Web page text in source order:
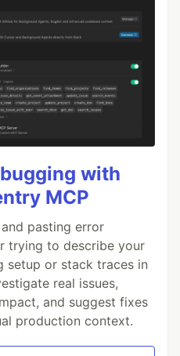
with
MCP
pasting error
trying to describe your
setup or stack traces in
real issues,
and suggest fixes
production context.